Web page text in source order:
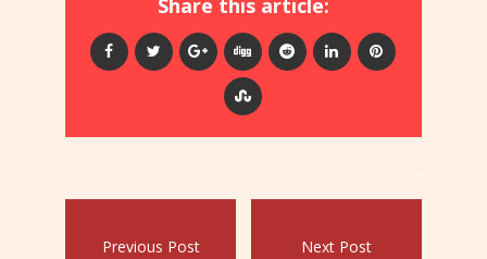
Share this article:
Previous Post Next Post